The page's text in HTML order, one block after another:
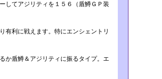
してアジリティを１５­６（盾鱒ＧＰ装
有利に戦えます。特に­エンシェントリ
か盾鱒＆アジリティに­振るタイプ。エ